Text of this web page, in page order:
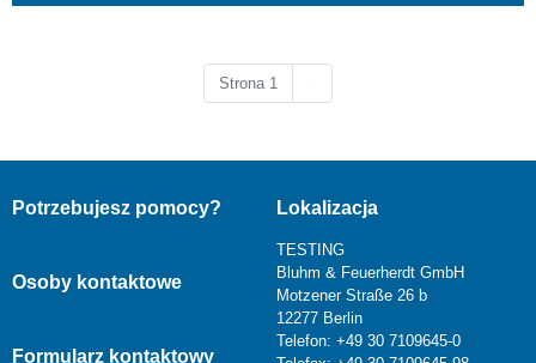
Strona 1
Potrzebujesz pomocy?
Osoby kontaktowe
Formularz kontaktowy
Lokalizacja
TESTING
Bluhm & Feuerherdt GmbH
Motzener Straße 26 b
12277 Berlin
Telefon: +49 30 7109645-0